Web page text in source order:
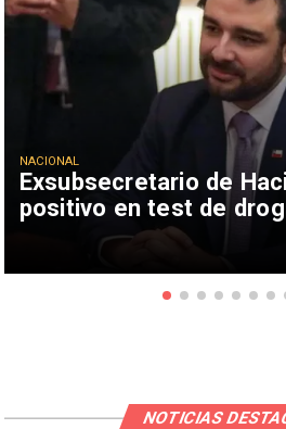
Exsubsecretario de
positivo en test de
NACIONAL
NOTICIAS